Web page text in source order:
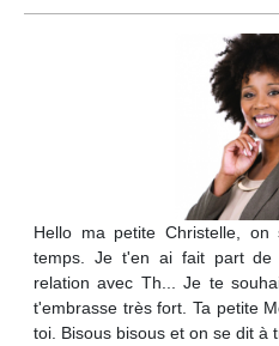
Hello ma petite Christelle,
temps. Je t'en ai fait part de
relation avec Th... Je te
t'embrasse très fort. Ta petite
toi. Bisous bisous et on se dit à